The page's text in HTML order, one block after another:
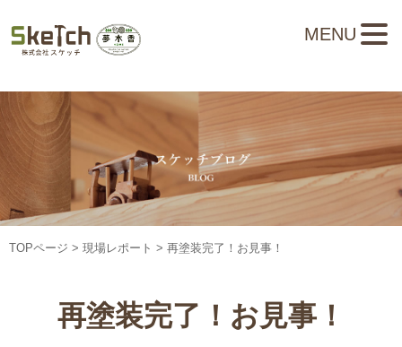
TOPページ > 現場レポート > 再塗装完了！お見事！
再塗装完了！お見事！
MENU